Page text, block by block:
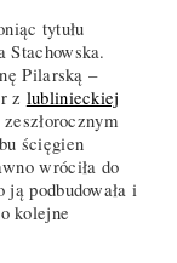
tytułu
Stachowska.
Pilarską –
z lublinieckiej
ścięgien
wróciła do
podbudowała i
kolejne